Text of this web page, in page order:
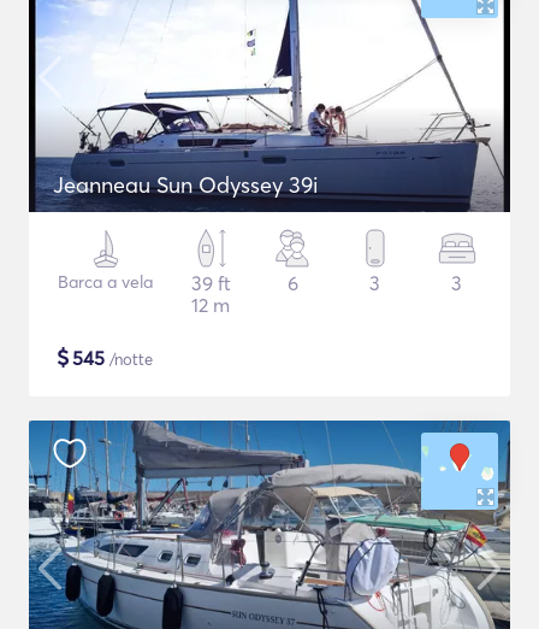
Jeanneau Sun Odyssey 39i
Barca a vela
39 ft
12 m
6 3 3
$545 /notte